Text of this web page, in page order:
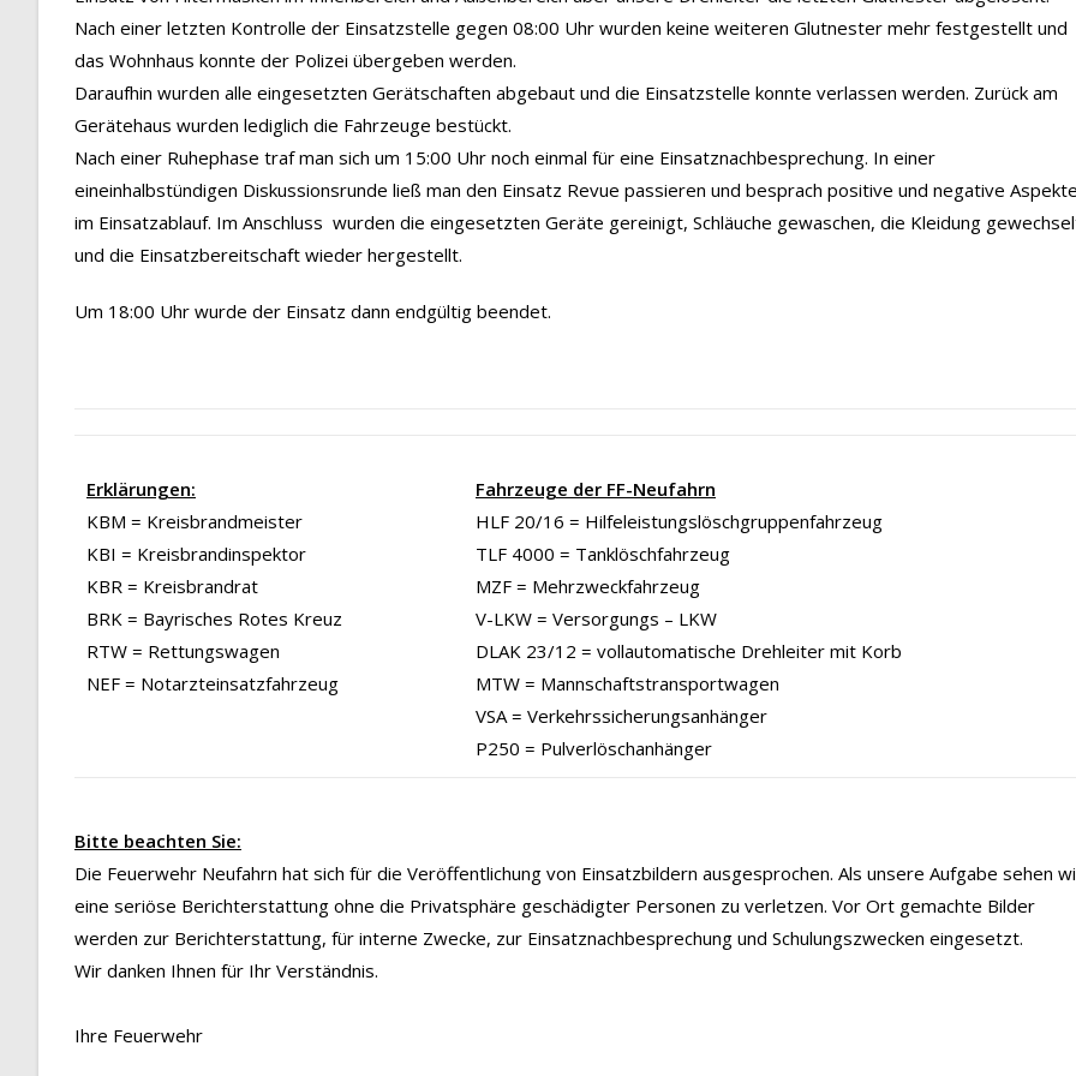
Nach einer letzten Kontrolle der Einsatzstelle gegen 08:00 Uhr wurden keine weiteren Glutnester mehr festgestellt und
das Wohnhaus konnte der Polizei übergeben werden.
Daraufhin wurden alle eingesetzten Gerätschaften abgebaut und die Einsatzstelle konnte verlassen werden. Zurück am
Gerätehaus wurden lediglich die Fahrzeuge bestückt.
Nach einer Ruhephase traf man sich um 15:00 Uhr noch einmal für eine Einsatznachbesprechung. In einer
eineinhalbstündigen Diskussionsrunde ließ man den Einsatz Revue passieren und besprach positive und negative
im Einsatzablauf. Im Anschluss wurden die eingesetzten Geräte gereinigt, Schläuche gewaschen, die Kleidung
und die Einsatzbereitschaft wieder hergestellt.
Um 18:00 Uhr wurde der Einsatz dann endgültig beendet.
Erklärungen:
KBM = Kreisbrandmeister
KBI = Kreisbrandinspektor
KBR = Kreisbrandrat
BRK = Bayrisches Rotes Kreuz
RTW = Rettungswagen
NEF = Notarzteinsatzfahrzeug
Fahrzeuge der FF-Neufahrn
HLF 20/16 = Hilfeleistungslöschgruppenfahrzeug
TLF 4000 = Tanklöschfahrzeug
MZF = Mehrzweckfahrzeug
V-LKW = Versorgungs – LKW
DLAK 23/12 = vollautomatische Drehleiter mit Korb
MTW = Mannschaftstransportwagen
VSA = Verkehrssicherungsanhänger
P250 = Pulverlöschanhänger
Bitte beachten Sie:
Die Feuerwehr Neufahrn hat sich für die Veröffentlichung von Einsatzbildern ausgesprochen. Als unsere Aufgabe sehen
eine seriöse Berichterstattung ohne die Privatsphäre geschädigter Personen zu verletzen. Vor Ort gemachte Bilder
werden zur Berichterstattung, für interne Zwecke, zur Einsatznachbesprechung und Schulungszwecken eingesetzt.
Wir danken Ihnen für Ihr Verständnis.
Ihre Feuerwehr